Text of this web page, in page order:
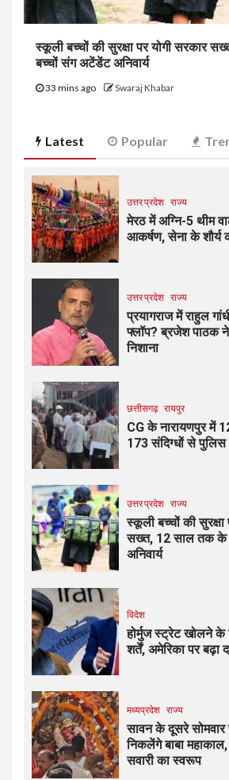
स्कूली बच्चों की सुरक्षा पर योगी सरकार
बच्चों संग अटेंडेंट अनिवार्य
33 mins ago Swaraj Khabar
Latest Popular
उत्तर प्रदेश राज्य
मेरठ में अग्नि-5 थीम
आकर्षण, सेना के शौर्य
उत्तर प्रदेश राज्य
प्रयागराज में राहुल
फ्लॉप? ब्रजेश पाठक
निशाना
छत्तीसगढ़ रायपुर
CG के नारायणपुर में
173 संदिग्धों से
उत्तर प्रदेश राज्य
स्कूली बच्चों की सुरक्षा
सख्त, 12 साल तक के
अनिवार्य
विदेश
होर्मुज स्ट्रेट खोलने के
शर्तें, अमेरिका पर बढ़ा
मध्यप्रदेश राज्य
सावन के दूसरे सोमवार
निकलेंगे बाबा महाकाल,
सवारी का स्वरूप